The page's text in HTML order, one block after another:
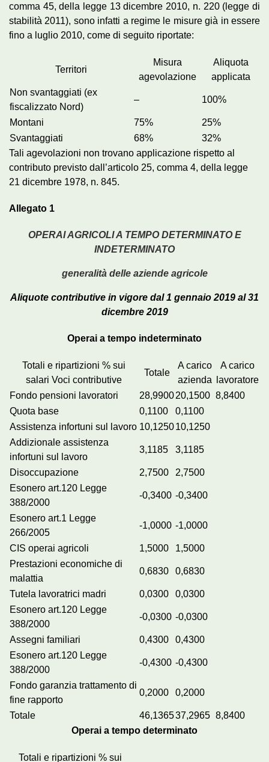
comma 45, della legge 13 dicembre 2010, n. 220 (legge di
stabilità 2011), sono infatti a regime le misure già in essere
fino a luglio 2010, come di seguito riportate:
Territori
Misura
agevolazione
Aliquota
applicata
Non svantaggiati (ex
fiscalizzato Nord)
– 100%
Montani 75%
25%
Svantaggiati
68%
32%
Tali agevolazioni non trovano applicazione rispetto al
contributo previsto dall’articolo 25, comma 4, della legge
21 dicembre 1978, n. 845.
Allegato 1
OPERAI AGRICOLI A TEMPO DETERMINATO E
INDETERMINATO
generalità delle aziende agricole
Aliquote contributive in vigore dal 1 gennaio 2019 al 31
dicembre 2019
Operai a tempo indeterminato
Totali e ripartizioni % sui
salari Voci contributive
Totale
A carico
azienda
A carico
lavoratore
Fondo pensioni lavoratori
28,990020,1500 8,8400
Quota base
0,1100
0,1100
Assistenza infortuni sul lavoro 10,125010,1250
Addizionale assistenza
infortuni sul lavoro
3,1185 3,1185
Disoccupazione 2,7500
2,7500
Esonero art.120 Legge
388/2000
-0,3400 -0,3400
Esonero art.1 Legge
266/2005
-1,0000 -1,0000
CIS operai agricoli 1,5000
1,5000
Prestazioni economiche di
malattia
0,6830 0,6830
Tutela lavoratrici madri 0,0300
0,0300
Esonero art.120 Legge
388/2000
-0,0300 -0,0300
Assegni familiari 0,4300
0,4300
Esonero art.120 Legge
388/2000
-0,4300 -0,4300
Fondo garanzia trattamento di
fine rapporto
0,2000 0,2000
Totale 46,136537,2965 8,8400
Operai a tempo determinato
Totali e ripartizioni % sui